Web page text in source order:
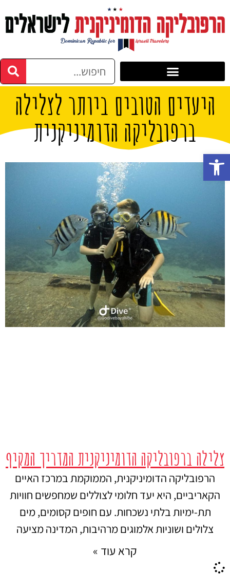
היעדים הטובים ביותר לצלילה
ברפובליקה הדומיניקנית
צלילה ברפובליקה הדומיניקנית המדריך המקיף
הרפובליקה הדומיניקנית, הממוקמת במרכז האיים
הקאריביים, היא יעד חלומי לצוללים שמחפשים חוויות
תת-ימיות בלתי נשכחות. עם חופים קסומים, מים
צלולים ושוניות אלמוגים מרהיבות, המדינה מציעה
קרא עוד »
פתח סרגל נגישות